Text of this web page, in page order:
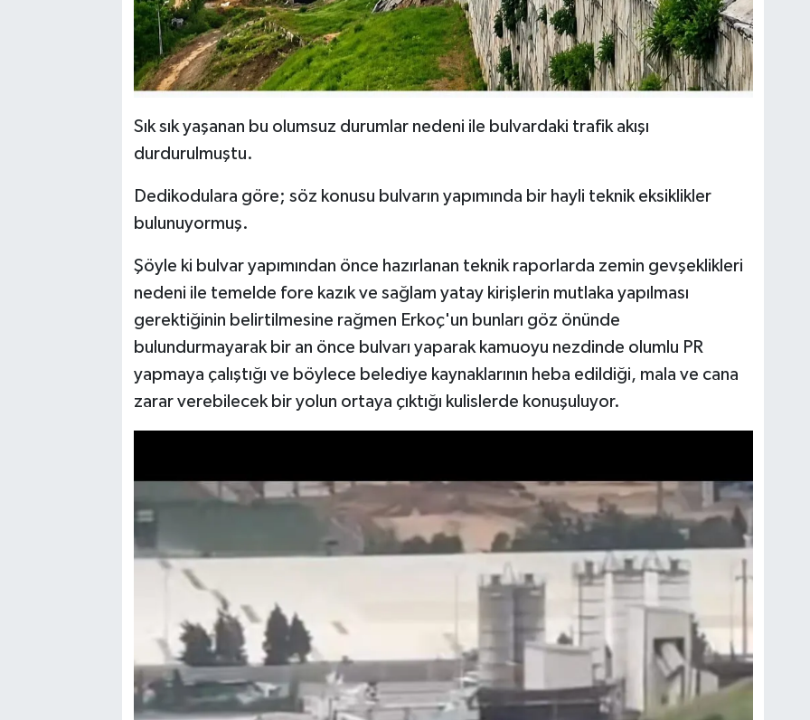
Sık sık yaşanan bu olumsuz durumlar nedeni ile bulvardaki trafik akışı
durdurulmuştu.
Dedikodulara göre; söz konusu bulvarın yapımında bir hayli teknik eksiklikler
bulunuyormuş.
Şöyle ki bulvar yapımından önce hazırlanan teknik raporlarda zemin gevşeklikleri
nedeni ile temelde fore kazık ve sağlam yatay kirişlerin mutlaka yapılması
gerektiğinin belirtilmesine rağmen Erkoç'un bunları göz önünde
bulundurmayarak bir an önce bulvarı yaparak kamuoyu nezdinde olumlu PR
yapmaya çalıştığı ve böylece belediye kaynaklarının heba edildiği, mala ve cana
zarar verebilecek bir yolun ortaya çıktığı kulislerde konuşuluyor.